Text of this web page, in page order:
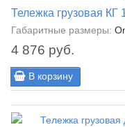
Тележка грузовая КГ
Габаритные размеры:
4 876 руб.
В корзину